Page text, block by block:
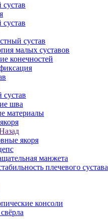
сустав
малых суставов
конечностей
сустав
шва
материалы
якоря
манжета
плечевого сустава
консоли